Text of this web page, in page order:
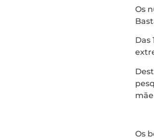
Os
Das
Os